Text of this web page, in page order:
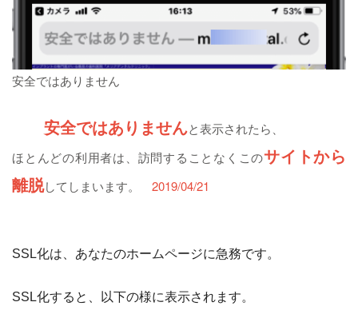
安全ではありません
安全ではありませんと表示されたら、
ほとんどの利用者は、訪問することなくこのサイトから
離脱してしまいます。 2019/04/21
SSL化は、あなたのホームページに急務です。
SSL化すると、以下の様に表示されます。